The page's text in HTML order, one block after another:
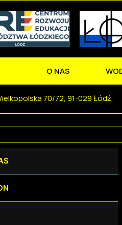
O NAS
70/72, 91-029 Łódź